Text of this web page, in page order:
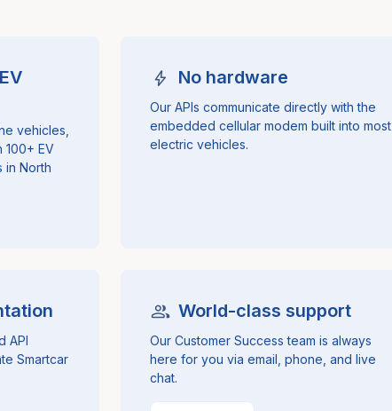
vehicles,
100+ EV
in North
No hardware
Our APIs communicate directly with the
embedded cellular modem built into most
electric vehicles.
API
Smartcar
World-class support
Our Customer Success team is always
here for you via email, phone, and live
chat.